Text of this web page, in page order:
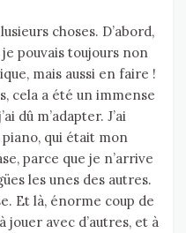
choses. D’abord,
pouvais toujours non
mais aussi en faire !
cela a été un immense
dû m’adapter. J’ai
qui était mon
parce que je n’arrive
les unes des autres.
Et là, énorme coup de
jouer avec d’autres, et à